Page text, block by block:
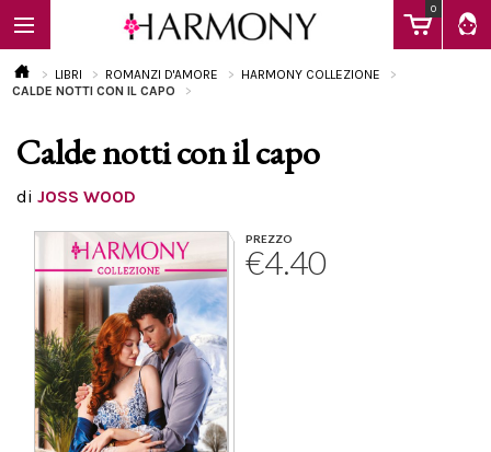
0
EBOOK
Calendario
FAQ
LIBRI ROMANZI D'AMORE
HARMONY COLLEZIONE
CALDE NOTTI CON IL CAPO
Calde notti con il capo
di JOSS WOOD
PREZZO
€4.40